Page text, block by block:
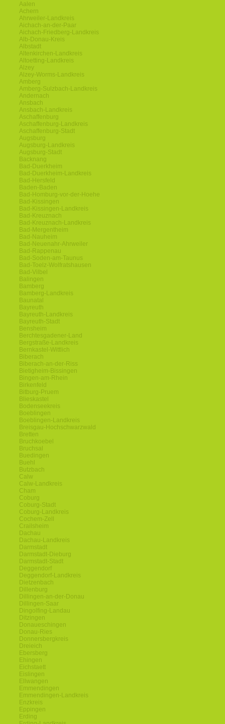
Aalen
Achern
Ahrweiler-Landkreis
Aichach-an-der-Paar
Aichach-Friedberg-Landkreis
Alb-Donau-Kreis
Albstadt
Altenkirchen-Landkreis
Altoetting-Landkreis
Alzey
Alzey-Worms-Landkreis
Amberg
Amberg-Sulzbach-Landkreis
Andernach
Ansbach
Ansbach-Landkreis
Aschaffenburg
Aschaffenburg-Landkreis
Aschaffenburg-Stadt
Augsburg
Augsburg-Landkreis
Augsburg-Stadt
Backnang
Bad-Duerkheim
Bad-Duerkheim-Landkreis
Bad-Hersfeld
Baden-Baden
Bad-Homburg-vor-der-Hoehe
Bad-Kissingen
Bad-Kissingen-Landkreis
Bad-Kreuznach
Bad-Kreuznach-Landkreis
Bad-Mergentheim
Bad-Nauheim
Bad-Neuenahr-Ahrweiler
Bad-Rappenau
Bad-Soden-am-Taunus
Bad-Toelz-Wolfratshausen
Bad-Vilbel
Balingen
Bamberg
Bamberg-Landkreis
Baunatal
Bayreuth
Bayreuth-Landkreis
Bayreuth-Stadt
Bensheim
Berchtesgadener-Land
Bergstraße-Landkreis
Bernkastel-Wittlich
Biberach
Biberach-an-der-Riss
Bietigheim-Bissingen
Bingen-am-Rhein
Birkenfeld
Bitburg-Pruem
Blieskastel
Bodenseekreis
Boeblingen
Boeblingen-Landkreis
Breisgau-Hochschwarzwald
Bretten
Bruchkoebel
Bruchsal
Buedingen
Buehl
Butzbach
Calw
Calw-Landkreis
Cham
Coburg
Coburg-Stadt
Coburg-Landkreis
Cochem-Zell
Crailsheim
Dachau
Dachau-Landkreis
Darmstadt
Darmstadt-Dieburg
Darmstadt-Stadt
Deggendorf
Deggendorf-Landkreis
Dietzenbach
Dillenburg
Dillingen-an-der-Donau
Dillingen-Saar
Dingolfing-Landau
Ditzingen
Donaueschingen
Donau-Ries
Donnersbergkreis
Dreieich
Ebersberg
Ehingen
Eichstaett
Eislingen
Ellwangen
Emmendingen
Emmendingen-Landkreis
Enzkreis
Eppingen
Erding